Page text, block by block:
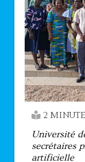
2
Université
secrétaires
artificielle